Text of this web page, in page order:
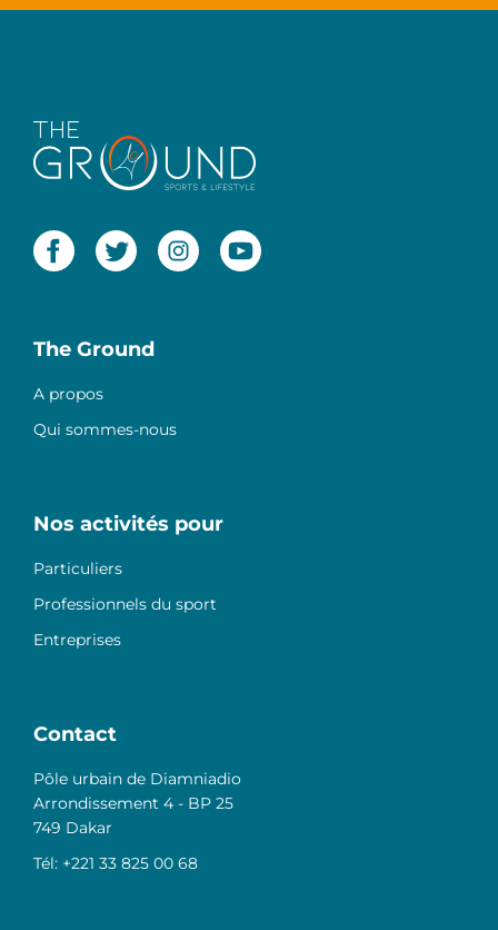
The Ground
A propos
Qui sommes-nous
Nos activités pour
Particuliers
Professionnels du sport
Entreprises
Contact
Pôle urbain de Diamniadio
Arrondissement 4 - BP 25
749 Dakar
Tél: +221 33 825 00 68